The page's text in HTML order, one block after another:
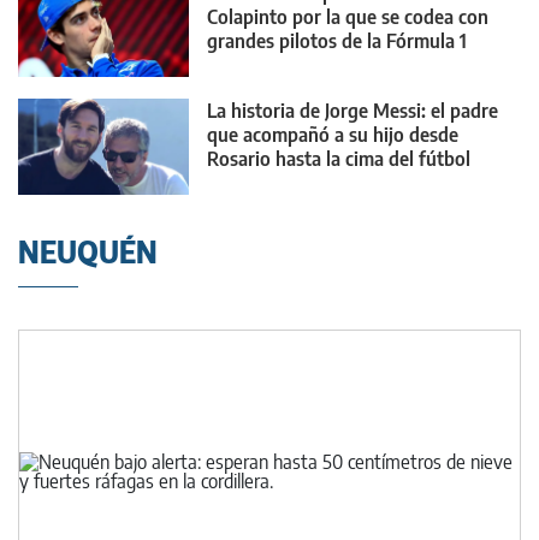
Colapinto por la que se codea con
grandes pilotos de la Fórmula 1
La historia de Jorge Messi: el padre
que acompañó a su hijo desde
Rosario hasta la cima del fútbol
NEUQUÉN